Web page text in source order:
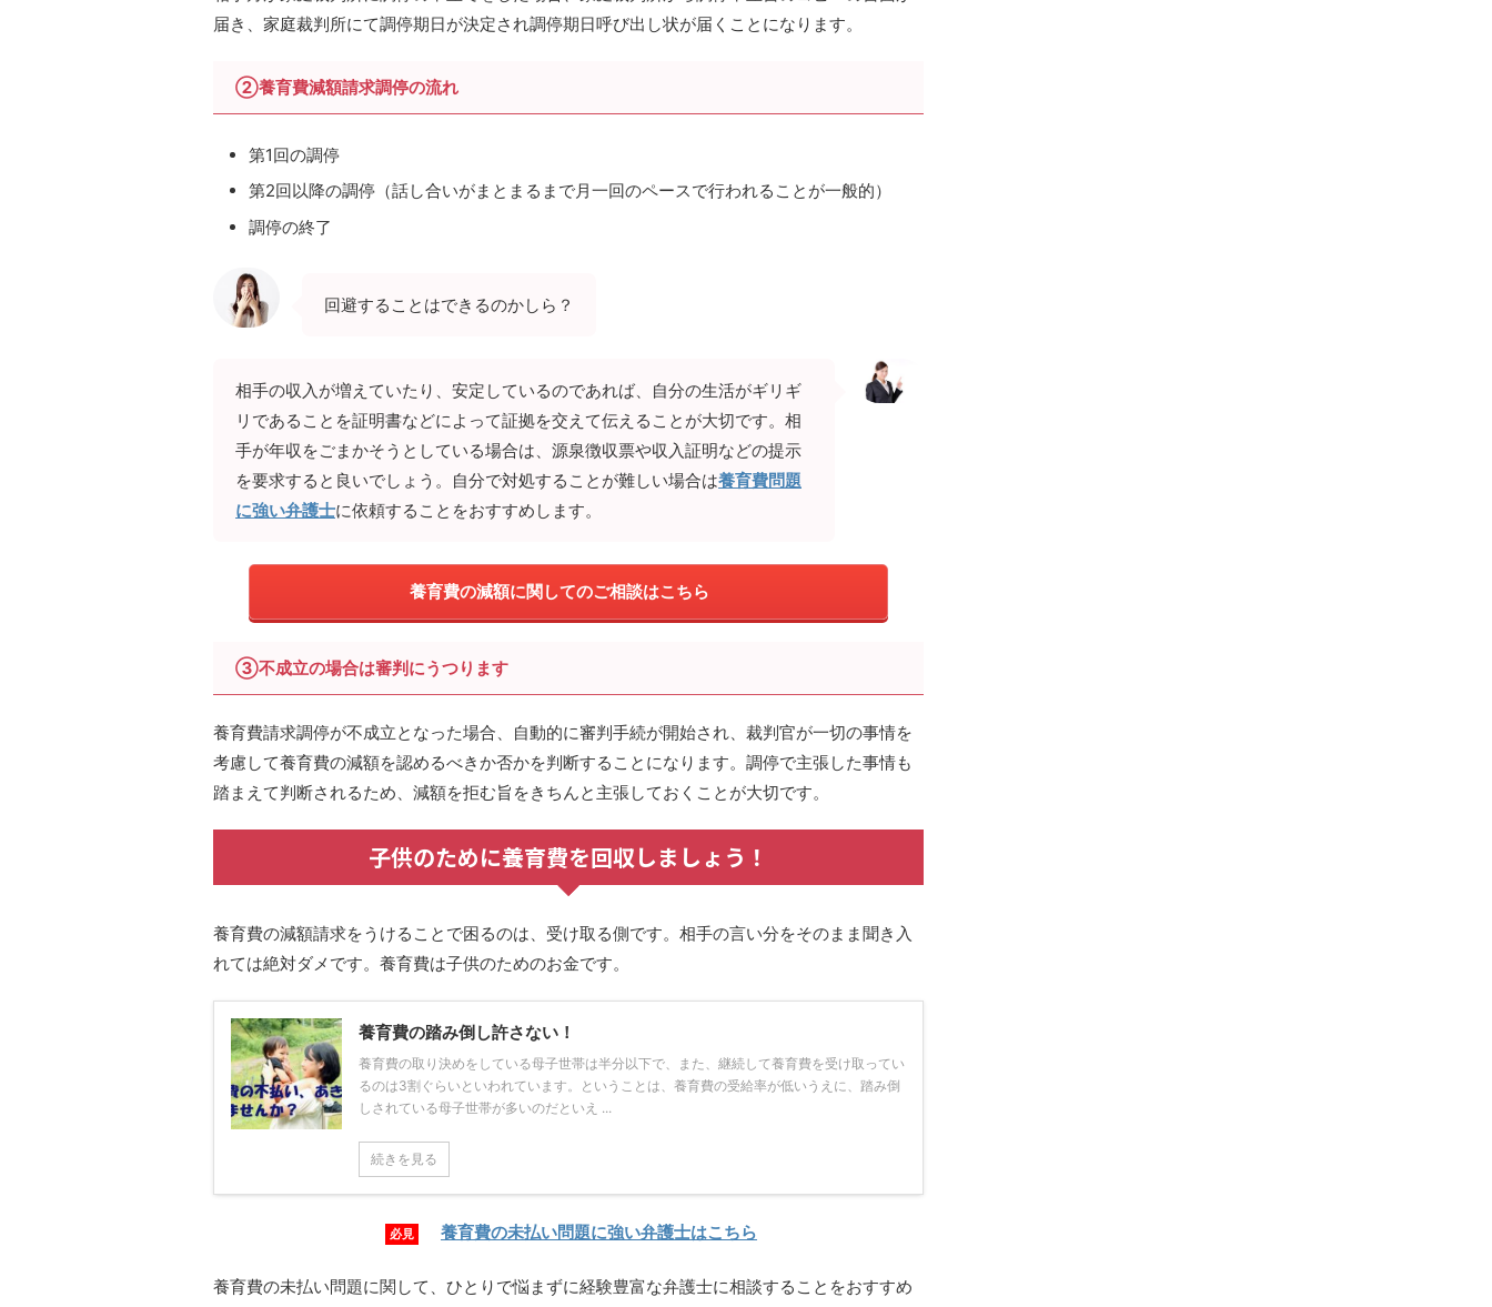
届き、家庭裁判所にて調停期日が決定され調停期日呼び出し状が届くことになります。
②養育費減額請求調停の流れ
第1回の調停
第2回以降の調停（話し合いがまとまるまで月一回のペースで行われることが一般的）
調停の終了
回避することはできるのかしら？
相手の収入が増えていたり、安定しているのであれば、自分の生活がギリギ
リであることを証明書などによって証拠を交えて伝えることが大切です。相
手が年収をごまかそうとしている場合は、源泉徴収票や収入証明などの提示
を要求すると良いでしょう。自分で対処することが難しい場合は養育費問題
に強い弁護士に依頼することをおすすめします。
養育費の減額に関してのご相談はこちら
③不成立の場合は審判にうつります
養育費請求調停が不成立となった場合、自動的に審判手続が開始され、裁判官が一切の事情を
考慮して養育費の減額を認めるべきか否かを判断することになります。調停で主張した事情も
踏まえて判断されるため、減額を拒む旨をきちんと主張しておくことが大切です。
子供のために養育費を回収しましょう！
養育費の減額請求をうけることで困るのは、受け取る側です。相手の言い分をそのまま聞き入
れては絶対ダメです。養育費は子供のためのお金です。
養育費の踏み倒し許さない！
養育費の取り決めをしている母子世帯は半分以下で、また、継続して養育費を受け取ってい
るのは3割ぐらいといわれています。ということは、養育費の受給率が低いうえに、踏み倒
しされている母子世帯が多いのだといえ ...
続きを見る
必見 養育費の未払い問題に強い弁護士はこちら
養育費の未払い問題に関して、ひとりで悩まずに経験豊富な弁護士に相談することをおすすめ